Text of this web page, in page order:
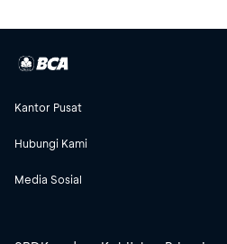
Kantor Pusat
Hubungi Kami
Media Sosial